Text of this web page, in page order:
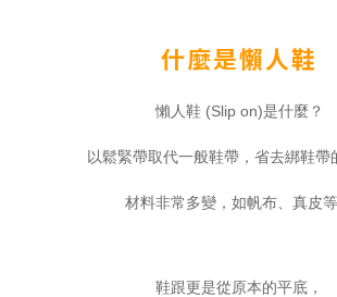
什麼是懶人鞋
懶人鞋 (Slip on)是什麼？
以鬆緊帶取代一般鞋帶，省去綁鞋帶
材料非常多變，如帆布、真皮等
鞋跟更是從原本的平底，